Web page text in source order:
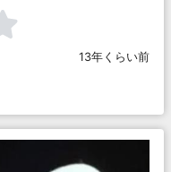
13年くらい前